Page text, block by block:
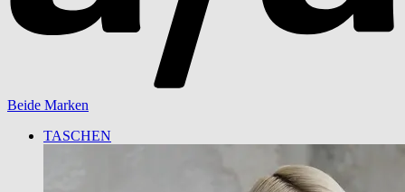
Beide Marken
TASCHEN